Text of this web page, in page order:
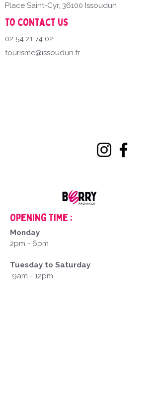
Place Saint-Cyr, 36100 Issoudun
To contact us
02 54 21 74 02
tourisme@issoudun.fr
Opening Time :
Monday
2pm - 6pm
Tuesday to Saturday
9am - 12pm